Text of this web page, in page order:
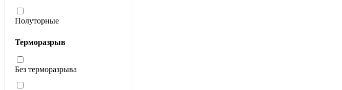
Полуторные
Терморазрыв
Без терморазрыва